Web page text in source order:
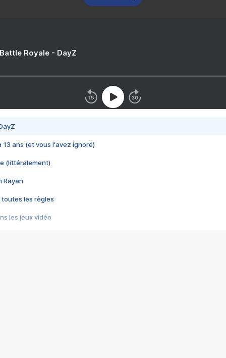
Royale - DayZ
13 ans (et vous l'avez ignoré)
(littéralement)
Rayan
toutes les règles
les jeux vidéo